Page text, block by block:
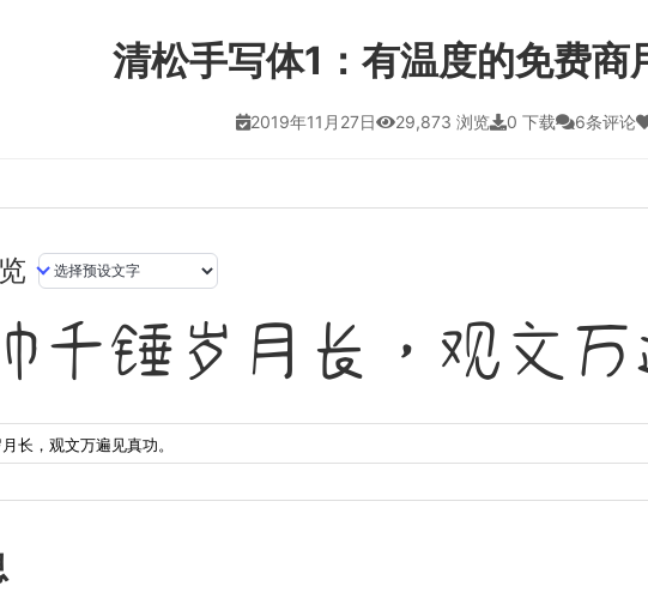
清松手写体1：有温度的免费商
2019年11月27日 29,873 浏览 0 下载 6条评论
千锤岁月长，观文